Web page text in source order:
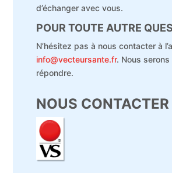
d’échanger avec vous.
POUR TOUTE AUTRE
N’hésitez pas à nous contacter à
info@vecteursante.fr. Nous
répondre.
NOUS CONTACTER